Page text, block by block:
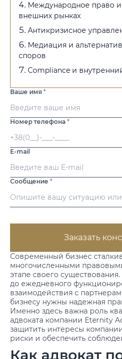
Современный бизнес
многочисленными
этапе своего
до ежедневного
взаимодействия с
бизнесу нужны надежная
Именно здесь важна роль
адвоката компании Eternity
защитить интересы
риски и обеспечить
Как адвокат
Международное право
внешних рынках
Антикризисное
Медиация и
споров
Compliance и
Ваше имя *
Номер телефона *
E-mail
Сообщение *
Заказать